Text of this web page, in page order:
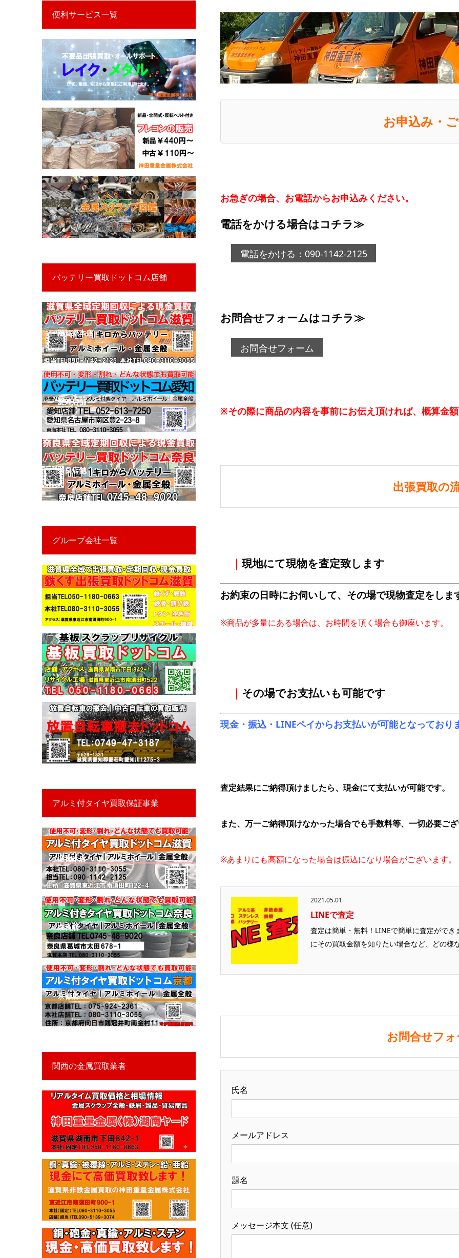
お申込み・
お急ぎの場合、お電話からお申込みください。
電話をかける場合はコチラ≫
電話をかける：090-1142-2125
お問合せフォームはコチラ≫
お問合せフォーム
※その際に商品の内容を事前にお伝え頂ければ、概算金
出張買取の
｜現地にて現物を査定致します
お約束の日時にお伺いして、その場で現物査定をしま
​​※商品が多量にある場合は、お時間を頂く場合も御座います。
｜ その場でお支払いも可能です
現金・振込・LINEペイからお支払いが可能となっており
査定結果にご納得頂けましたら、現金にて支払いが可能です。
また、万一ご納得頂けなかった場合でも手数料等、一切必要ご
※あまりにも高額になった場合は振込になり場合がございます。
2021.05.01
LINEで査定
査定は簡単・無料！LINEで簡単に査定がで
にその買取金額を知りたい場合など、どの様
お問合せフ
氏名
メールアドレス
題名
メッセージ本文 (任意)
便利サービス一覧
バッテリー買取ドットコム店舗
滋賀県本店
愛知店舗
奈良店舗
グループ会社一覧
アルミ付タイヤ買取保証事業
滋賀本店
奈良店
京都店
関西の金属買取業者